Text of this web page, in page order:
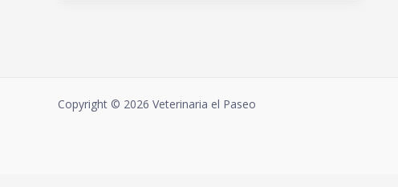
Copyright © 2026 Veterinaria el Paseo